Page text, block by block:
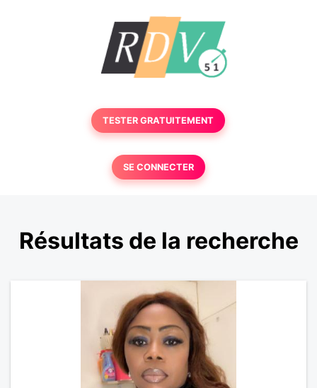
TESTER GRATUITEMENT
SE CONNECTER
Résultats de la recherche